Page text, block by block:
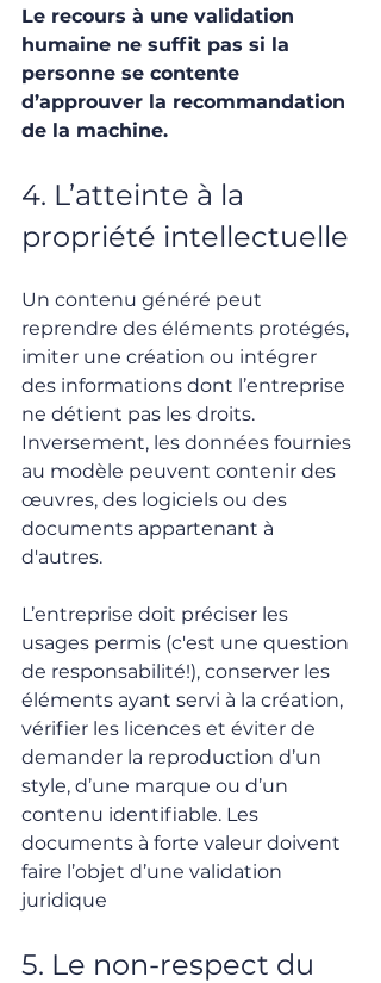
Le recours à une validation
humaine ne suffit pas si la
personne se contente
d’approuver la recommandation
de la machine.
4. L’atteinte à la
propriété intellectuelle
Un contenu généré peut
reprendre des éléments protégés,
imiter une création ou intégrer
des informations dont l’entreprise
ne détient pas les droits.
Inversement, les données fournies
au modèle peuvent contenir des
œuvres, des logiciels ou des
documents appartenant à
d'autres.
L’entreprise doit préciser les
usages permis (c'est une question
de responsabilité!), conserver les
éléments ayant servi à la création,
vérifier les licences et éviter de
demander la reproduction d’un
style, d’une marque ou d’un
contenu identifiable. Les
documents à forte valeur doivent
faire l’objet d’une validation
juridique
5. Le non-respect du